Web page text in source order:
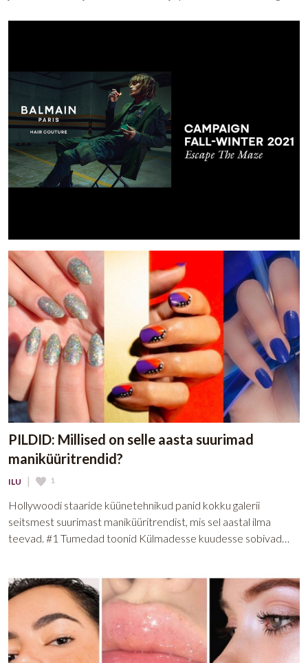
PILDID: Millised on selle aasta suurimad
maniküüritrendid?
ILU | 1
Hollywoodi staaride küünetehnikud panid kokku galerii
seitsmest suurimast maniküüritrendist, mis sel aastal ilma
teevad. #1 Tumedad toonid Külmadesse kuudesse sobivad…